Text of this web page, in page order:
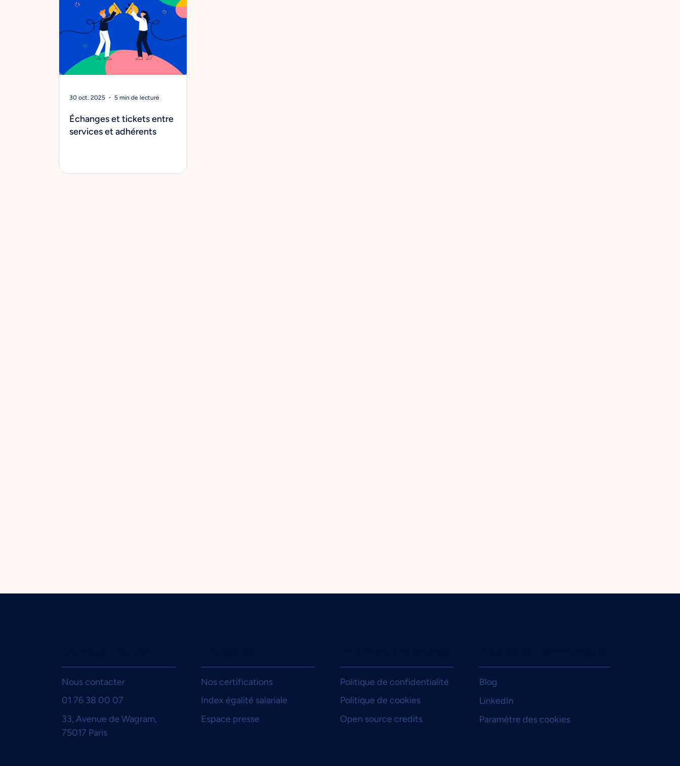
Échanges et tickets entre
services et adhérents
30 oct. 2025 5 min de lecture
Nous contacter
01 76 38 00 07
33, Avenue de Wagram,
75017 Paris
Nos certifications
Index égalité salariale
Espace presse
Politique de confidentialité
Politique de cookies
Open source credits
Blog
LinkedIn
Paramètre des cookies